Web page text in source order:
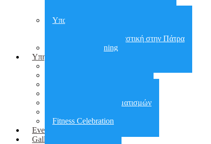
Υπαίθρια Γυμναστική
Υπαίθρια Γυμναστική στην Πάτρα
Small group training
Υπηρεσίες
Αποκατάσταση τραυματισμών
Fitness Celebration
Events
Gallery